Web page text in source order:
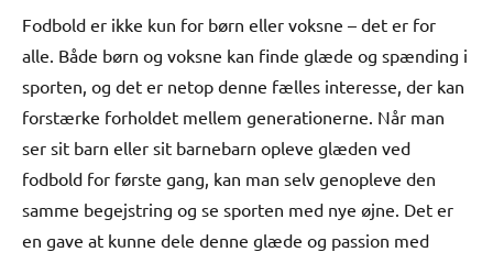
Fodbold er ikke kun for børn eller voksne – det er for
alle. Både børn og voksne kan finde glæde og spænding i
sporten, og det er netop denne fælles interesse, der kan
forstærke forholdet mellem generationerne. Når man
ser sit barn eller sit barnebarn opleve glæden ved
fodbold for første gang, kan man selv genopleve den
samme begejstring og se sporten med nye øjne. Det er
en gave at kunne dele denne glæde og passion med